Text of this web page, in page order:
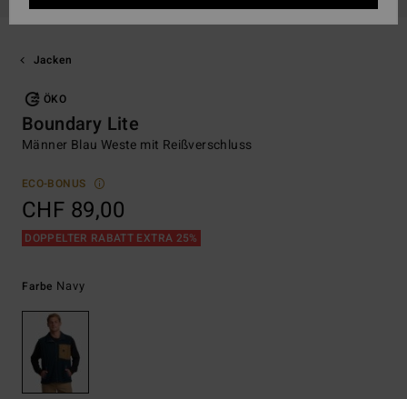
Jacken
ÖKO
Boundary Lite
Männer Blau Weste mit Reißverschluss
ECO-BONUS
CHF 89,00
DOPPELTER RABATT EXTRA 25%
Farbe Navy